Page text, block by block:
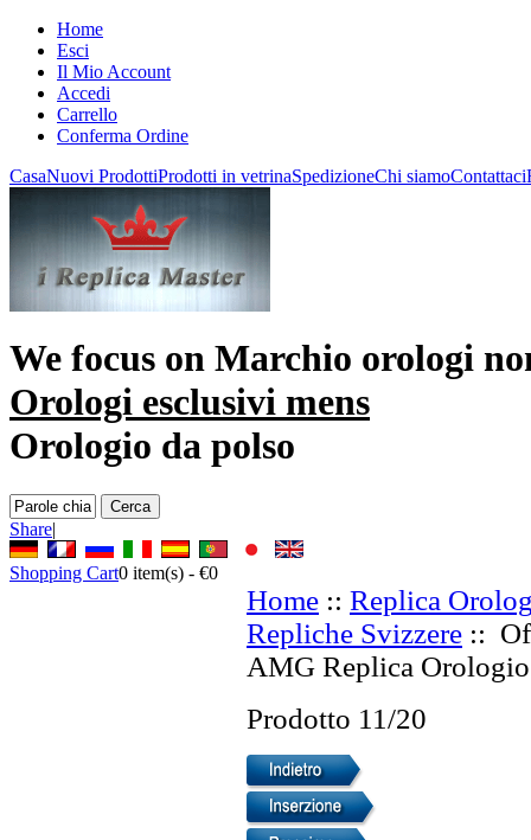
Home
Esci
Il Mio Account
Accedi
Carrello
Conferma Ordine
CasaNuovi ProdottiProdotti in vetrinaSpedizioneChi siamoContattaci
We focus on Marchio orologi
Orologi esclusivi mens
Orologio da polso
Share|
Shopping Cart0 item(s) - €0
Home :: Replica
Repliche Svizzere ::
AMG Replica
Prodotto 11/20